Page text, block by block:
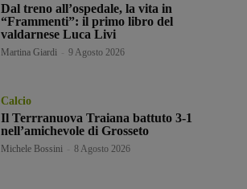
Dal treno all’ospedale, la vita in
“Frammenti”: il primo libro del
valdarnese Luca Livi
Martina Giardi 9 Agosto 2026
Calcio
Il Terrranuova Traiana battuto 3-1
nell’amichevole di Grosseto
Michele Bossini 8 Agosto 2026